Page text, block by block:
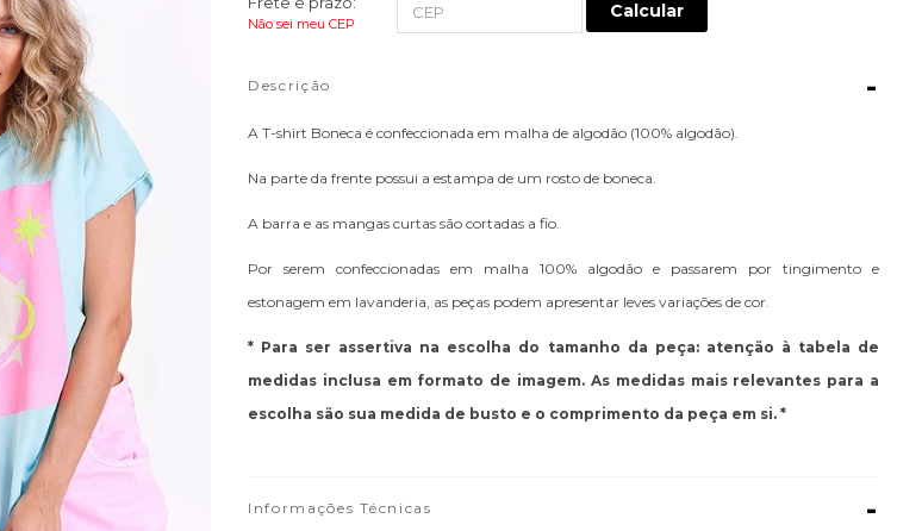
Não sei meu CEP
Calcular
Descrição -
A T-shirt Boneca é confeccionada em malha de algodão (100% algodão).
Na parte da frente possui a estampa de um rosto de boneca.
A barra e as mangas curtas são cortadas a fio.
Por serem confeccionadas em malha 100% algodão e passarem por tingimento e
estonagem em lavanderia, as peças podem apresentar leves variações de cor.
* Para ser assertiva na escolha do tamanho da peça: atenção à tabela de
medidas inclusa em formato de imagem. As medidas mais relevantes para a
escolha são sua medida de busto e o comprimento da peça em si. *
Informações Técnicas -